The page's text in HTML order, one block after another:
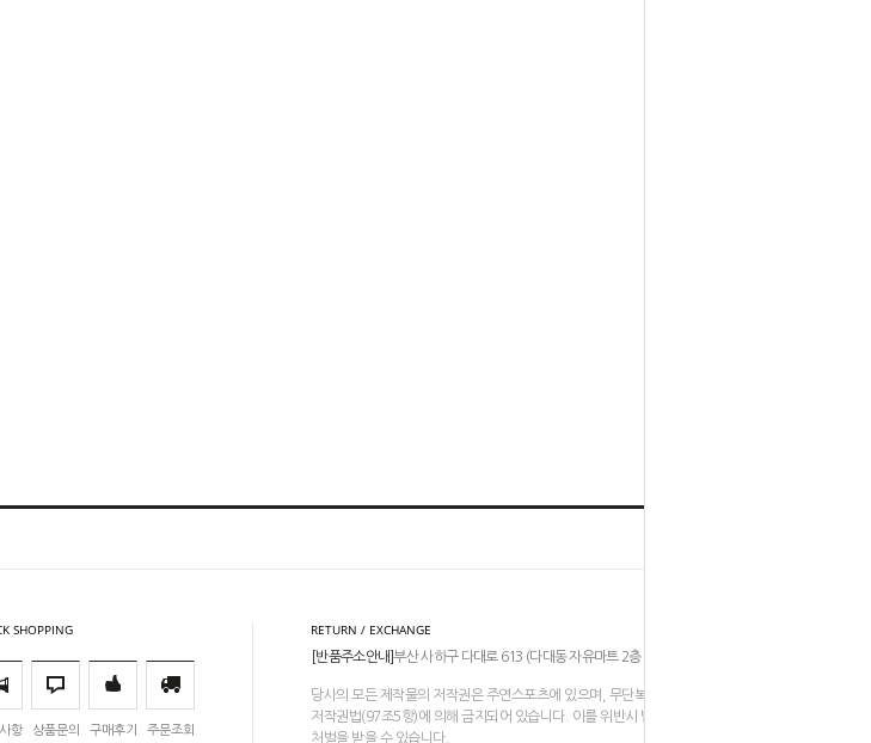
SHOPPING
항 상품문의 구매후기 주문조회
RETURN / EXCHANGE
[반품주소안내]부산 사하구 다대로 613 (다대동 자유마트 2층 206-211호)
당사의 모든 제작물의 저작권은 주연스포츠에 있으며, 무단복제나 도용은
저작권법(97조5항)에 의해 금지되어 있습니다. 이를 위반시 법적인
처벌을 받을 수 있습니다.